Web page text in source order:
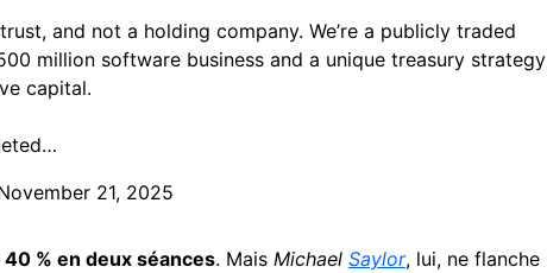
and not a holding company. We’re a publicly traded
million software business and a unique treasury strategy
capital.
21, 2025
% en deux séances. Mais Michael Saylor, lui, ne flanche